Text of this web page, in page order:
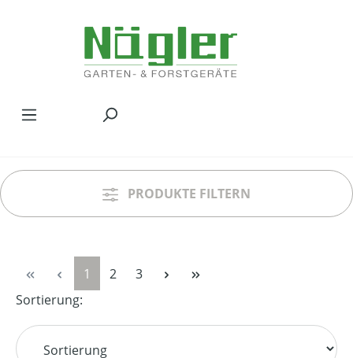
PRODUKTE FILTERN
Seite
1 Seite
2 Seite
3
Sortierung: